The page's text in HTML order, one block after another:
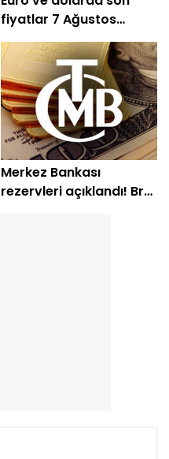
fiyatlar 7 Ağustos
güncel kurlar
Merkez Bankası
rezervleri açıklandı! Brüt